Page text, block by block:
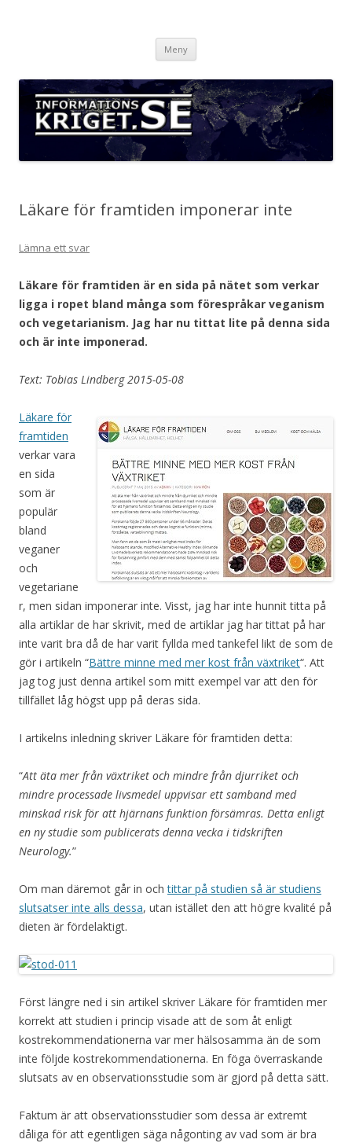
Meny
Läkare för framtiden imponerar inte
Lämna ett svar
Läkare för framtiden är en sida på nätet som verkar
ligga i ropet bland många som förespråkar veganism
och vegetarianism. Jag har nu tittat lite på denna sida
och är inte imponerad.
Text: Tobias Lindberg 2015-05-08
Läkare för
framtiden
verkar vara
en sida
som är
populär
bland
veganer
och
vegetariane
r, men sidan imponerar inte. Visst, jag har inte hunnit titta på
alla artiklar de har skrivit, med de artiklar jag har tittat på har
inte varit bra då de har varit fyllda med tankefel likt de som de
gör i artikeln “Bättre minne med mer kost från växtriket“. Att
jag tog just denna artikel som mitt exempel var att den för
tillfället låg högst upp på deras sida.
I artikelns inledning skriver Läkare för framtiden detta:
“Att äta mer från växtriket och mindre från djurriket och
mindre processade livsmedel uppvisar ett samband med
minskad risk för att hjärnans funktion försämras. Detta enligt
en ny studie som publicerats denna vecka i tidskriften
Neurology.”
Om man däremot går in ochtittar på studien så är studiens
slutsatser inte alls dessa, utan istället den att högre kvalité på
dieten är fördelaktigt.
Först längre ned i sin artikel skriver Läkare för framtiden mer
korrekt att studien i princip visade att de som åt enligt
kostrekommendationerna var mer hälsosamma än de som
inte följde kostrekommendationerna. En föga överraskande
slutsats av en observationsstudie som är gjord på detta sätt.
Faktum är att observationsstudier som dessa är extremt
dåliga för att egentligen säga någonting av vad som är bra